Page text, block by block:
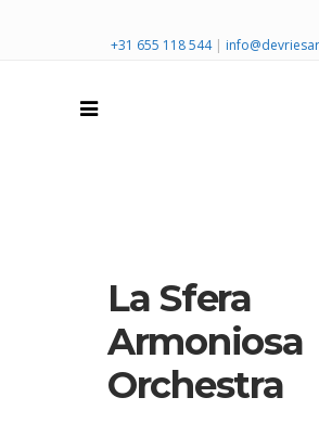
+31 655 118 544 |
La Sfera
Armoniosa
Orchestra